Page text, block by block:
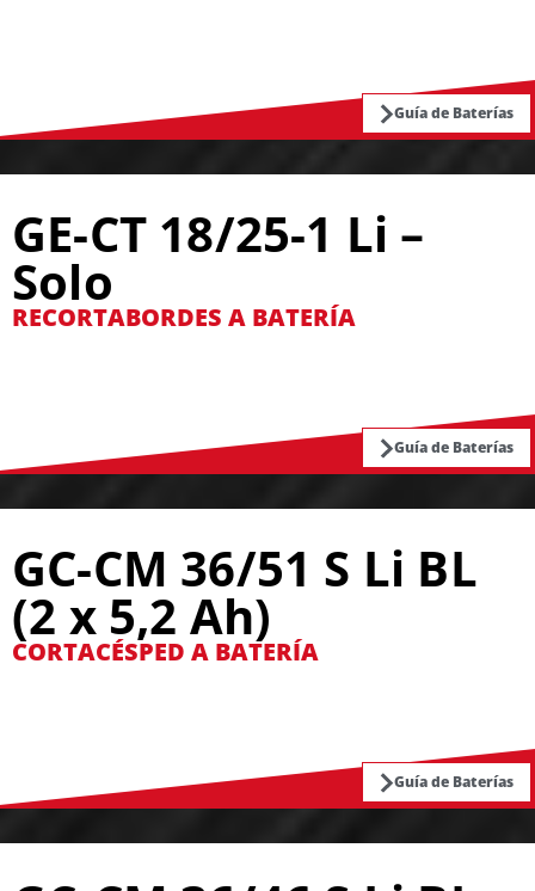
Guía de Baterías
GE-CT 18/25-1 Li –
Solo
RECORTABORDES A BATERÍA
Guía de Baterías
GC-CM 36/51 S Li BL
(2 x 5,2 Ah)
CORTACÉSPED A BATERÍA
Guía de Baterías